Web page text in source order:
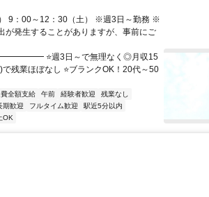
9：00～12：30（土） ※週3日～勤務 ※
発生することがありますが、事前にご
⭐週3日～で無理なく◎月収15
残業ほぼなし ⭐ブランクOK！20代～50
全額支給 午前 経験者歓迎
残業なし
期歓迎 フルタイム歓迎
駅近5分以内
OK